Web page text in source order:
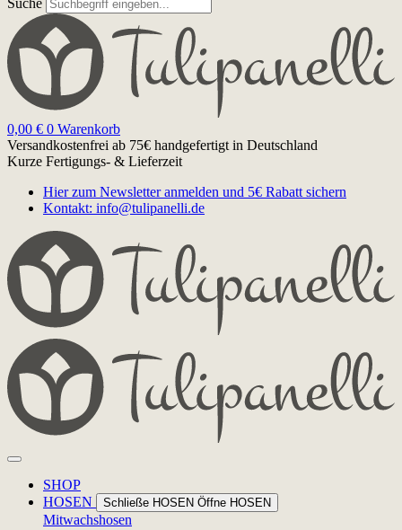
Suche
0,00 € 0 Warenkorb
Versandkostenfrei ab 75€ handgefertigt in Deutschland
Kurze Fertigungs- & Lieferzeit
Hier zum Newsletter anmelden und 5€ Rabatt sichern
Kontakt: info@tulipanelli.de
SHOP
HOSEN
Schließe HOSEN Öffne HOSEN
Mitwachshosen